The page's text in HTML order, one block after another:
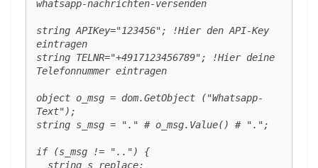
whatsapp-nachrichten-versenden
string APIKey="123456"; !Hier den API-Key
eintragen
string TELNR="+4917123456789"; !Hier deine
Telefonnummer eintragen
object o_msg = dom.GetObject ("Whatsapp-
Text");
string s_msg = "." # o_msg.Value() # ".";
if (s_msg != "..") {